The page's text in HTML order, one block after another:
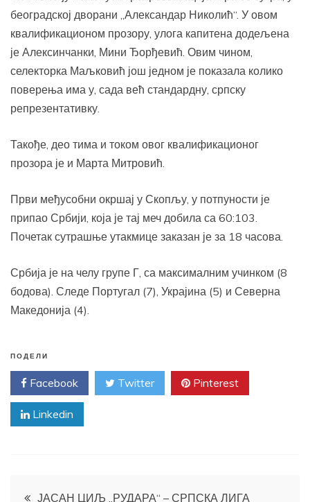
београдској дворани ,,Александар Николић“. У овом
квалификационом прозору, улога капитена додељена
је Алексинчанки, Мини Ђорђевић. Овим чином,
селекторка Маљковић још једном је показала колико
поверења има у, сада већ стандардну, српску
репрезентативку.
Такође, део тима и током овог квалификационог
прозора је и Марта Митровић.
Први међусобни окршај у Скопљу, у потпуности је
припао Србији, која је тај меч добила са 60:103.
Почетак сутрашње утакмице заказан је за 18 часова.
Србија је на челу групе Г, са максималним учинком (8
бодова). Следе Португал (7), Украјина (5) и Северна
Македонија (4).
ПОДЕЛИ
Facebook Twitter Pinterest
Linkedin
Кретање
ЈАСАН ЦИЉ „РУДАРА“ – СРПСКА ЛИГА